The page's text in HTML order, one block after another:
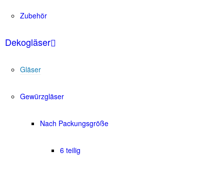
Zubehör
Dekogläser
Gläser
Gewürzgläser
Nach Packungsgröße
6 teilig